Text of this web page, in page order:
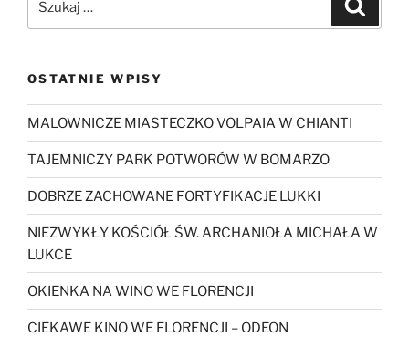
OSTATNIE WPISY
MALOWNICZE MIASTECZKO VOLPAIA W CHIANTI
TAJEMNICZY PARK POTWORÓW W BOMARZO
DOBRZE ZACHOWANE FORTYFIKACJE LUKKI
NIEZWYKŁY KOŚCIÓŁ ŚW. ARCHANIOŁA MICHAŁA W
LUKCE
OKIENKA NA WINO WE FLORENCJI
CIEKAWE KINO WE FLORENCJI – ODEON